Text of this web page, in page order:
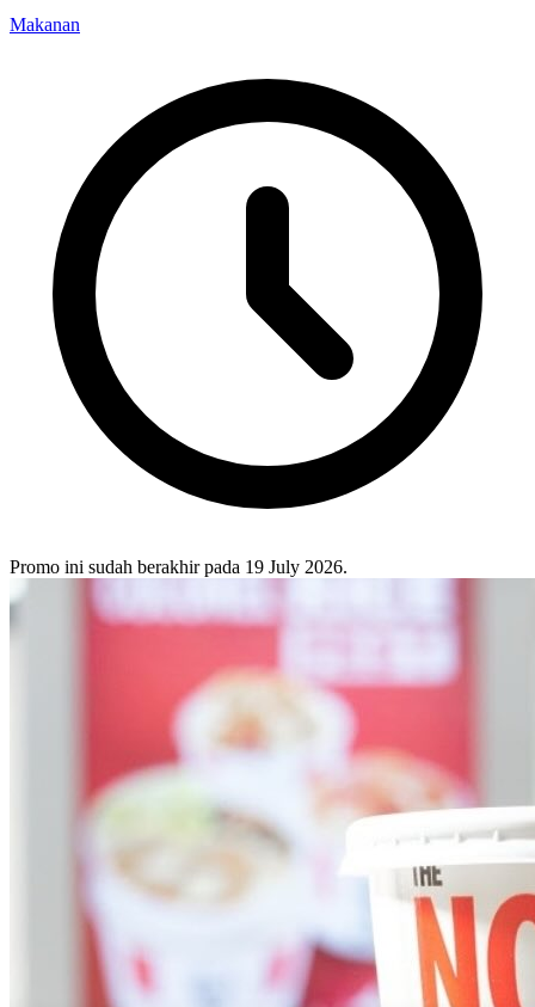
Makanan
Promo ini sudah berakhir pada 19 July 2026.